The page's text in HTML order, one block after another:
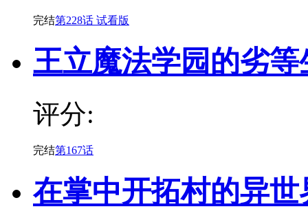
完结第228话 试看版
王立魔法学园的劣等
评分:
完结第167话
在掌中开拓村的异世